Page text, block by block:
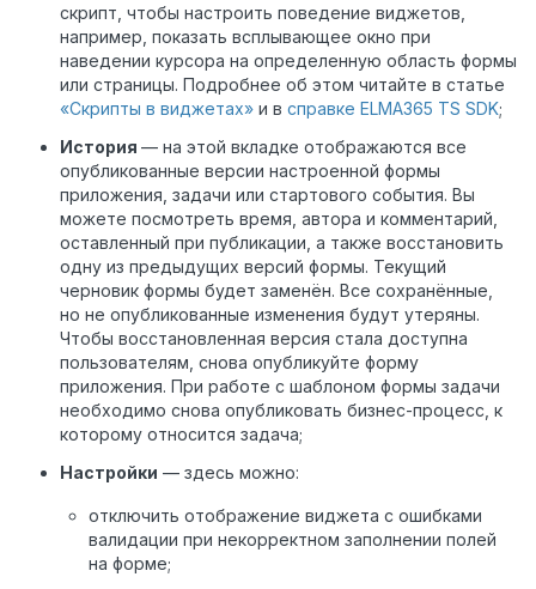
скрипт, чтобы настроить поведение виджетов,
например, показать всплывающее окно при
наведении курсора на определенную область формы
или страницы. Подробнее об этом читайте в статье
«Скрипты в виджетах» и в справке ELMA365 TS SDK;
История — на этой вкладке отображаются все
опубликованные версии настроенной формы
приложения , задачи или стартового события. Вы
можете посмотреть время, автора и комментарий,
оставленный при публикации, а также восстановить
одну из предыдущих версий формы. Текущий
черновик формы будет заменён. Все сохранённые,
но не опубликованные изменения будут утеряны.
Чтобы восстановленная версия стала доступна
пользователям, снова опубликуйте форму
приложения. При работе с шаблоном формы задачи
необходимо снова опубликовать бизнес-процесс, к
которому относится задача;
Настройки — здесь можно:
отключить отображение виджета с ошибками
валидации при некорректном заполнении полей
на форме;